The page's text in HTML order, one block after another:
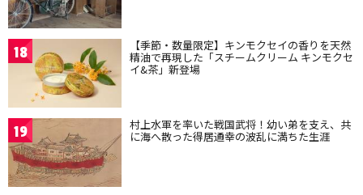
18 【季節・数量限定】キンモクセイの香りを天然
精油で再現した「スチームクリーム キンモクセ
イ&茶」新登場
19 村上水軍を率いた戦国武将！幼い弟を支え、共
に海へ散った得居通幸の波乱に満ちた生涯